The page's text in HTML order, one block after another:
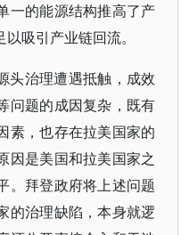
一的能源结构推高了产
吸引产业链回流。
头治理遭遇抵触，成效
问题的成因复杂，既有
素，也存在拉美国家的
因是美国和拉美国家之
。拜登政府将上述问题
的治理缺陷，本身就逻